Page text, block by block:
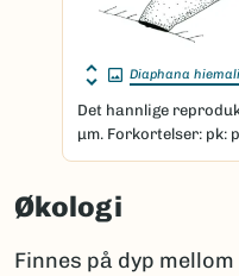
Diaphana
Det hannlige
μm. Forkortelser: pk:
Økologi
Finnes på dyp